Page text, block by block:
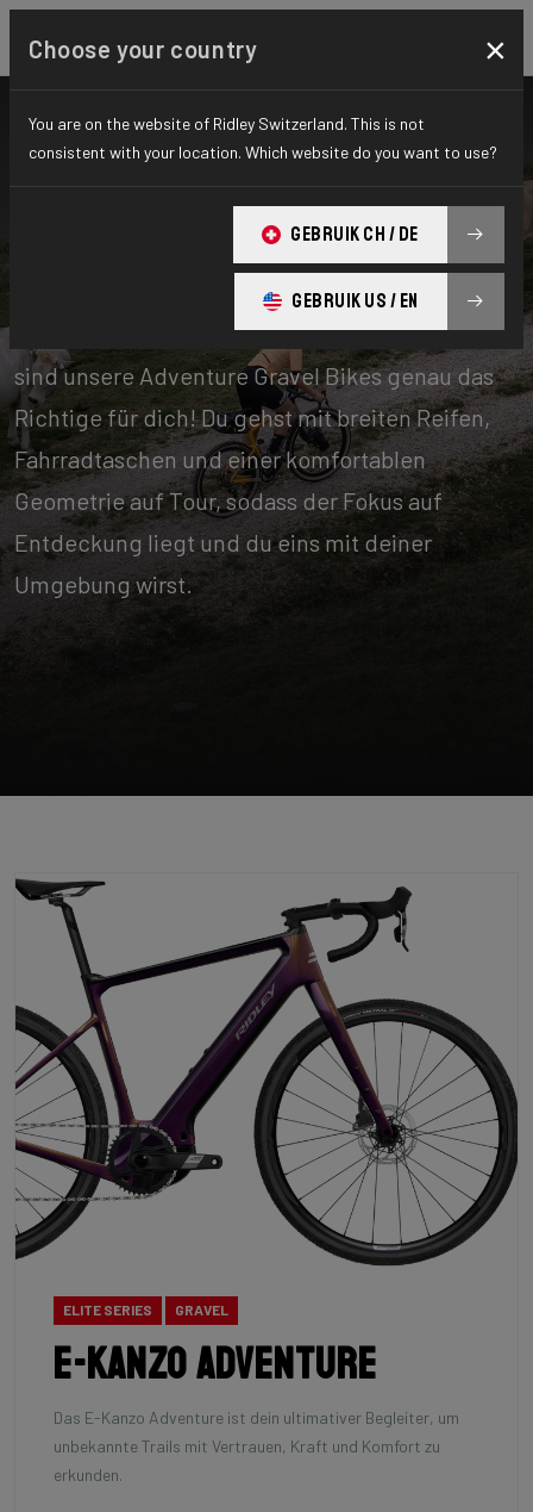
Adventure
Tageinlange Offroad-Abenteuer erleben? Dann
sind unsere Adventure Gravel Bikes genau das
Richtige für dich! Du gehst mit breiten Reifen,
Fahrradtaschen und einer komfortablen
Geometrie auf Tour, sodass der Fokus auf
Entdeckung liegt und du eins mit deiner
Umgebung wirst.
ELITE SERIES GRAVEL
E-Kanzo Adventure
Das E-Kanzo Adventure ist dein ultimativer Begleiter, um
unbekannte Trails mit Vertrauen, Kraft und Komfort zu
erkunden.
Choose your country ×
You are on the website of Ridley Switzerland. This is not
consistent with your location. Which website do you want to use?
GEBRUIK CH / DE
GEBRUIK US / EN